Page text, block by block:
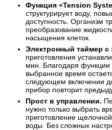
Функция «Tension
структурирует воду,
доступность. Организм
преобразование
насыщения клеток.
Электронный таймер с
приготовления
мин. Благодаря
выбранное время
следующем включении
прибор повторит
Прост в управлении.
нужно только выбрать
приготовление
воды. Без сложных